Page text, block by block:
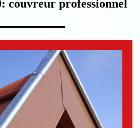
couvreur professionnel